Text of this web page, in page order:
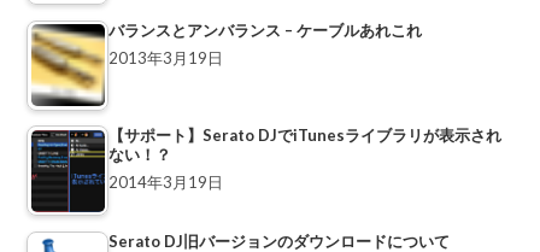
バランスとアンバランス – ケーブルあれこれ
2013年3月19日
【サポート】Serato DJでiTunesライブラリが表示され
ない！？
2014年3月19日
Serato DJ旧バージョンのダウンロードについて